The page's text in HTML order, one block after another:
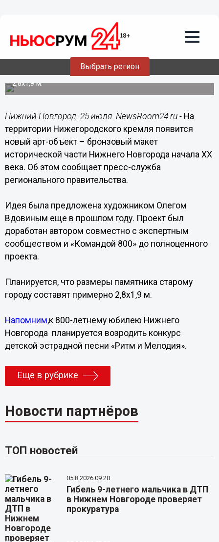
Выбрать регион
25.07.202016:34
Бронзовый макет исторического
Нижнего установят в кремле
Размеры памятника старому городу составят примерно
2,8x1,9 м.
Нижний Новгород. 25 июля. NewsRoom24.ru - На
территории Нижегородского кремля появится
новый арт-объект – бронзовый макет
исторической части Нижнего Новгорода начала XX
века. Об этом сообщает пресс-служба
регионального правительства.
Идея была предложена художником Олегом
Вдовиным еще в прошлом году. Проект был
доработан автором совместно с экспертным
сообществом и «Командой 800» до полноценного
проекта.
Планируется, что размеры памятника старому
городу составят примерно 2,8x1,9 м.
Напомним,к 800-летнему юбилею Нижнего
Новгорода планируется возродить конкурс
детской эстрадной песни «Ритм и Мелодия».
Еще в рубрике
Новости партнёров
ТОП новостей
05.8.2026 09:20
Гибель 9-летнего мальчика в ДТП
в Нижнем Новгороде проверяет
прокуратура